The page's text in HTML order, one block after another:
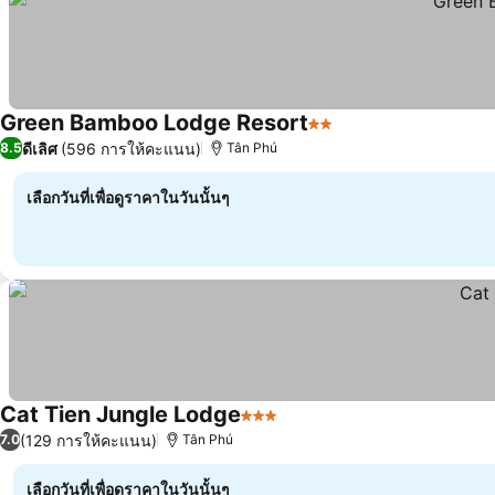
Green Bamboo Lodge Resort2 ดาว
8.5ดีเลิศ (596 การให้คะแนน) Tân Phú
เลือกวันที่เพื่อดูราคาในวันนั้นๆ
Cat Tien Jungle Lodge3 ดาว
7.0(129 การให้คะแนน) Tân Phú
เลือกวันที่เพื่อดูราคาในวันนั้นๆ